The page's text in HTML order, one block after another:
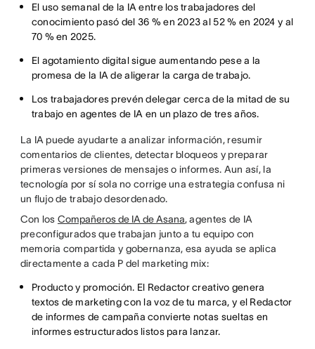
El uso semanal de la IA entre los trabajadores del
conocimiento pasó del 36 % en 2023 al 52 % en 2024 y al
70 % en 2025.
El agotamiento digital sigue aumentando pese a la
promesa de la IA de aligerar la carga de trabajo.
Los trabajadores prevén delegar cerca de la mitad de su
trabajo en agentes de IA en un plazo de tres años.
La IA puede ayudarte a analizar información, resumir
comentarios de clientes, detectar bloqueos y preparar
primeras versiones de mensajes o informes. Aun así, la
tecnología por sí sola no corrige una estrategia confusa ni
un flujo de trabajo desordenado.
Con los Compañeros de IA de Asana, agentes de IA
preconfigurados que trabajan junto a tu equipo con
memoria compartida y gobernanza, esa ayuda se aplica
directamente a cada P del marketing mix:
Producto y promoción. El Redactor creativo genera
textos de marketing con la voz de tu marca, y el Redactor
de informes de campaña convierte notas sueltas en
informes estructurados listos para lanzar.